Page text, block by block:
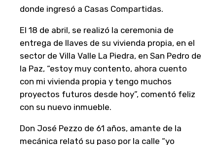
donde ingresó a Casas Compartidas.
El 18 de abril, se realizó la ceremonia de
entrega de llaves de su vivienda propia, en el
sector de Villa Valle La Piedra, en San Pedro de
la Paz, “estoy muy contento, ahora cuento
con mi vivienda propia y tengo muchos
proyectos futuros desde hoy”, comentó feliz
con su nuevo inmueble.
Don José Pezzo de 61 años, amante de la
mecánica relató su paso por la calle “yo